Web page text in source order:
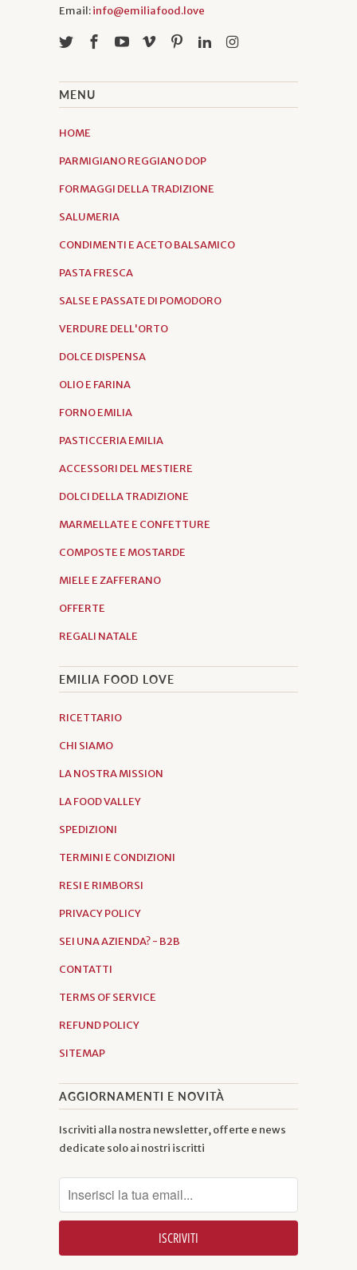
Email:info@emiliafood.love
MENU
HOME
PARMIGIANO REGGIANO DOP
FORMAGGI DELLA TRADIZIONE
SALUMERIA
CONDIMENTI E ACETO BALSAMICO
PASTA FRESCA
SALSE E PASSATE DI POMODORO
VERDURE DELL'ORTO
DOLCE DISPENSA
OLIO E FARINA
FORNO EMILIA
PASTICCERIA EMILIA
ACCESSORI DEL MESTIERE
DOLCI DELLA TRADIZIONE
MARMELLATE E CONFETTURE
COMPOSTE E MOSTARDE
MIELE E ZAFFERANO
OFFERTE
REGALI NATALE
EMILIA FOOD LOVE
RICETTARIO
CHI SIAMO
LA NOSTRA MISSION
LA FOOD VALLEY
SPEDIZIONI
TERMINI E CONDIZIONI
RESI E RIMBORSI
PRIVACY POLICY
SEI UNA AZIENDA? - B2B
CONTATTI
TERMS OF SERVICE
REFUND POLICY
SITEMAP
AGGIORNAMENTI E NOVITÀ
Iscriviti alla nostra newsletter, offerte e news
dedicate solo ai nostri iscritti